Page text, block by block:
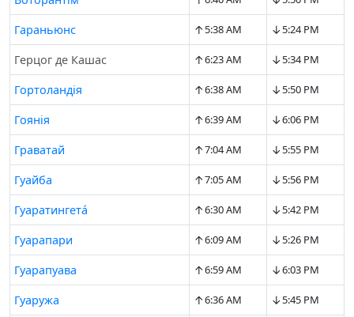
Гараньюнс ↑5:38 AM ↓5:24 PM
Герцог де Кашас ↑6:23 AM ↓5:34 PM
Гортоландія ↑6:38 AM ↓5:50 PM
Гоянія ↑6:39 AM ↓6:06 PM
Граватай ↑7:04 AM ↓5:55 PM
Гуайба ↑7:05 AM ↓5:56 PM
Гуарaтингетá ↑6:30 AM ↓5:42 PM
Гуарапари ↑6:09 AM ↓5:26 PM
Гуарапуава ↑6:59 AM ↓6:03 PM
Гуаружа ↑6:36 AM ↓5:45 PM